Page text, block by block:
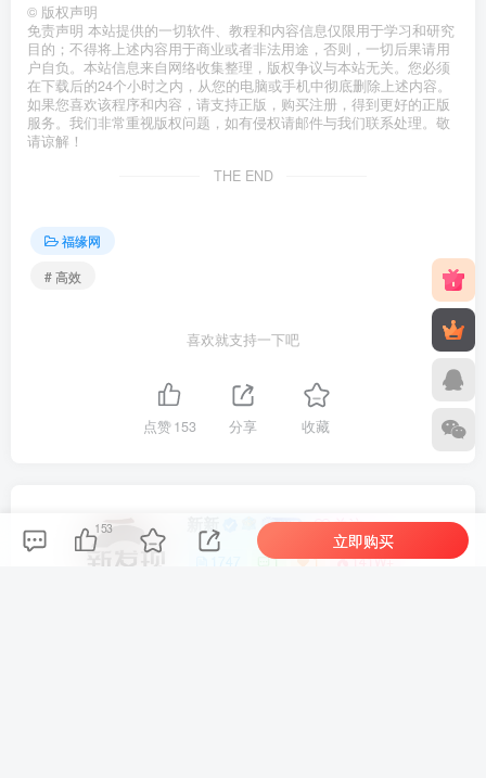
© 版权声明
免责声明 本站提供的一切软件、教程和内容信息仅限用于学习和研究
目的；不得将上述内容用于商业或者非法用途，否则，一切后果请用
户自负。本站信息来自网络收集整理，版权争议与本站无关。您必须
在下载后的24个小时之内，从您的电脑或手机中彻底删除上述内容。
如果您喜欢该程序和内容，请支持正版，购买注册，得到更好的正版
服务。我们非常重视版权问题，如有侵权请邮件与我们联系处理。敬
请谅解！
THE END
福缘网
# 高效
喜欢就支持一下吧
点赞153 分享 收藏
新新 关注
1 1 141W+
153
立即购买